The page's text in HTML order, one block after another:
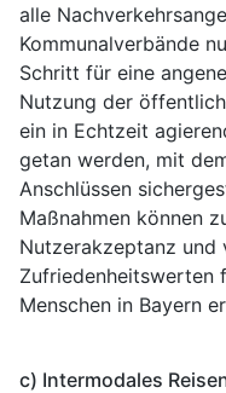
alle
Kommunalverbände
Schritt für eine
Nutzung der
ein in Echtzeit
getan werden, mit
Anschlüssen
Maßnahmen können
Nutzerakzeptanz und
Zufriedenheitswerten
Menschen in Bayern
c) Intermodales